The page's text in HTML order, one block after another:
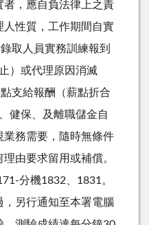
者，應自負法律上之責
性質，工作期間自實
取人員實務訓練報到
）或代理原因消滅
支給報酬（薪點折合
健保、及離職儲金自
務需要，隨時無條件
由要求留用或補償。
分機1832、1831。
另行通知至本署電腦